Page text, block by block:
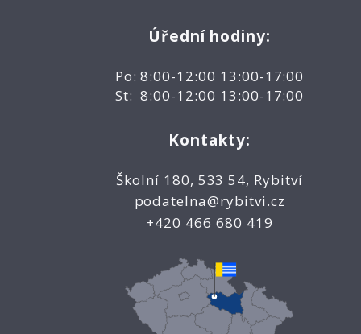
Úřední hodiny:
Po: 8:00-12:00 13:00-17:00
St: 8:00-12:00 13:00-17:00
Kontakty:
Školní 180, 533 54, Rybitví
podatelna@rybitvi.cz
+420 466 680 419